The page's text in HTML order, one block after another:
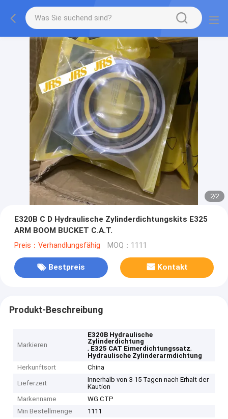
2/2
E320B C D Hydraulische Zylinderdichtungskits E325
ARM BOOM BUCKET C.A.T.
Preis：Verhandlungsfähig MOQ：1111
Bestpreis Kontakt
Produkt-Beschreibung
Markieren
E320B Hydraulische
Zylinderdichtung
, E325 CAT Eimerdichtungssatz,
Hydraulische Zylinderarmdichtung
Herkunftsort
China
Lieferzeit
Innerhalb von 3-15 Tagen nach Erhalt der
Kaution
Markenname
WG CTP
Min Bestellmenge
1111